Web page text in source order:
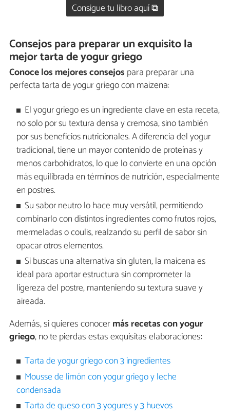
Consigue tu libro aquí ⧉
Consejos para preparar un exquisito la
mejor tarta de yogur griego
Conoce los mejores consejos para preparar una
perfecta tarta de yogur griego con maizena:
El yogur griego es un ingrediente clave en esta receta,
no solo por su textura densa y cremosa, sino también
por sus beneficios nutricionales. A diferencia del yogur
tradicional, tiene un mayor contenido de proteínas y
menos carbohidratos, lo que lo convierte en una opción
más equilibrada en términos de nutrición, especialmente
en postres.
Su sabor neutro lo hace muy versátil, permitiendo
combinarlo con distintos ingredientes como frutos rojos,
mermeladas o coulis, realzando su perfil de sabor sin
opacar otros elementos.
Si buscas una alternativa sin gluten, la maicena es
ideal para aportar estructura sin comprometer la
ligereza del postre, manteniendo su textura suave y
aireada.
Además, si quieres conocermás recetas con yogur
griego, no te pierdas estas exquisitas elaboraciones:
Tarta de yogur griego con 3 ingredientes
Mousse de limón con yogur griego y leche
condensada
Tarta de queso con 3 yogures y 3 huevos